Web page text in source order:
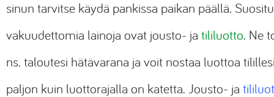
sinun tarvitse käydä pankissa paikan päällä.
vakuudettomia lainoja ovat jousto- ja tililuotto. Ne
ns. taloutesi hätävarana ja voit nostaa luottoa
paljon kuin luottorajalla on katetta. Jousto- ja